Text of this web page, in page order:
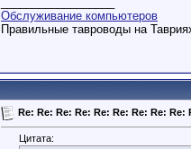
Обслуживание компьютеров
Правильные тавроводы на
Re: Re: Re: Re: Re: Re: Re: Re: Re:
Цитата: